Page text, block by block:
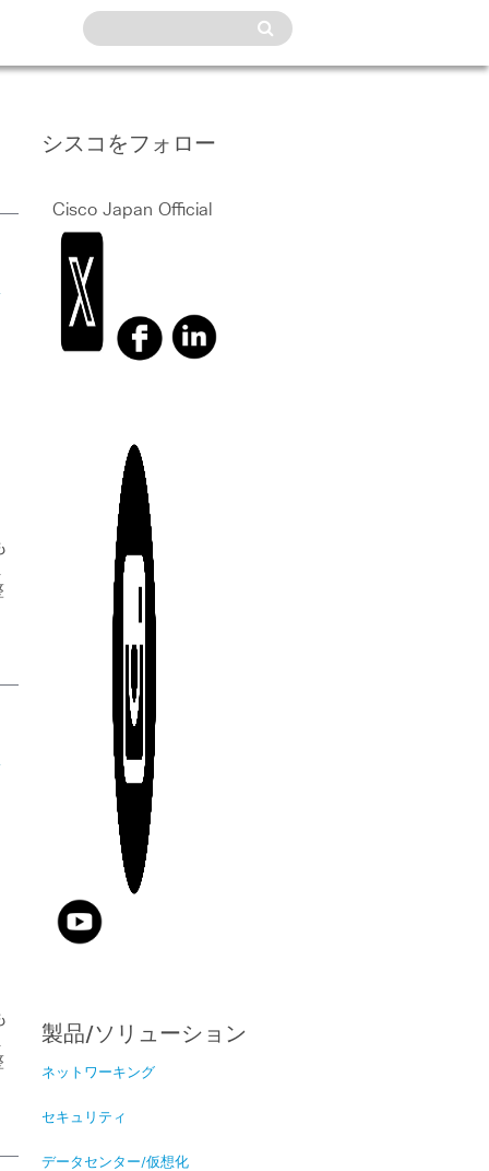
シスコをフォロー
Cisco Japan Official
製品/ソリューション
ネットワーキング
セキュリティ
データセンター/仮想化